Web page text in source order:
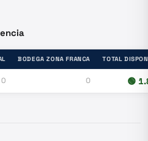
BODEGA ZONA FRANCA TOTAL
0 0 🟢